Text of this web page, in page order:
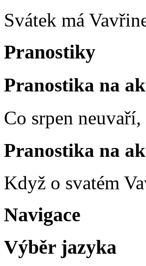
Svátek má
Pranostiky
Pranostika na
Co srpen
Pranostika na
Když o svatém
Navigace
Výběr jazyka